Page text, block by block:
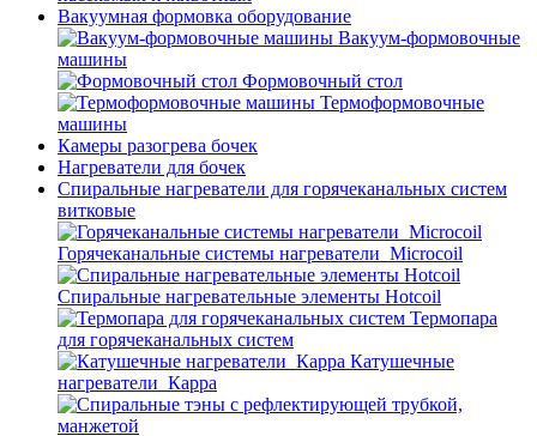
Вакуумная формовка оборудование
Вакуум-формовочные
машины
Формовочный стол
Термоформовочные
машины
Камеры разогрева бочек
Нагреватели для бочек
Спиральные нагреватели для горячеканальных систем
витковые
Горячеканальные системы нагреватели_Microcoil
Спиральные нагревательные элементы Hotcoil
Термопара
для горячеканальных систем
Катушечные
нагреватели_Карра